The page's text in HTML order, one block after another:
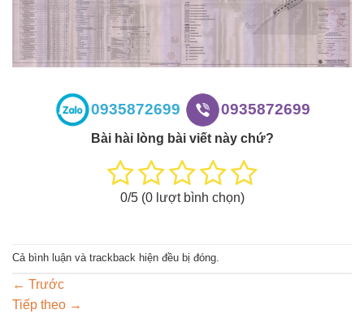
0935872699 0935872699
Bài hài lòng bài viết này chứ?
0/5 (0lượt bình chọn)
Cả bình luận và trackback hiện đều bị đóng.
← Trước
Tiếp theo →